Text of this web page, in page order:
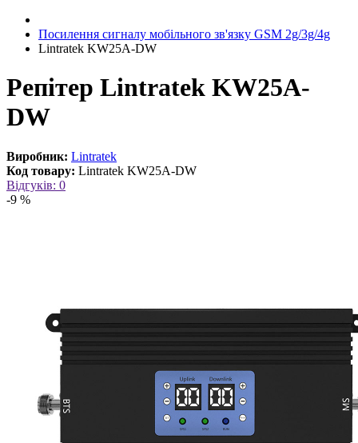
Посилення сигналу мобільного зв'язку GSM 2g/3g/4g
Lintratek KW25A-DW
Репітер Lintratek KW25A-
DW
Виробник: Lintratek
Код товару: Lintratek KW25A-DW
Відгуків: 0
-9 %